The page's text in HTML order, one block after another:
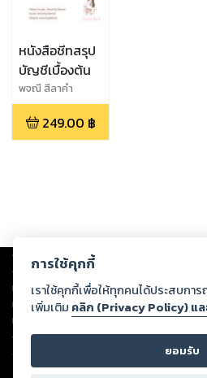
หนังสือชีทสรุป
บัญชีเบื้องต้น
พจณี สีลาคำ
249.00 ฿
Copyright © 2026
ต่อผลงานหรือเนื้อหาใดที่อัปโหลดผ่านเว็บไซต์
ทรัพย์สินทางปัญญาของบุคคลอื่นหรือขัดต่อก
ทุกท่านโปรดใช้วิจารณญาณในการกลั่นกรอง
หนึ่งส่วนใดขัดต่อกฎหมายและศีลธรรม กรุณา
ดำเนินการในทันที ทั้งนี้ ทางสตอรี่ล็อกขอส
ลิขสิทธิ์ พ.ศ. 2537 (ฉบับล่าสุด)
การใช้คุกกี้
เราใช้คุกกี้เพื่อให้ทุกคนได้ประสบกา
เพิ่มเติม คลิก (Privacy Policy) แ
ยอมรับ